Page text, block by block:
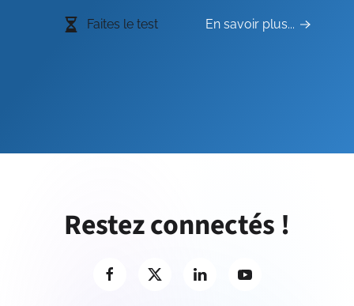
Faites le test En savoir plus...
Restez connectés !